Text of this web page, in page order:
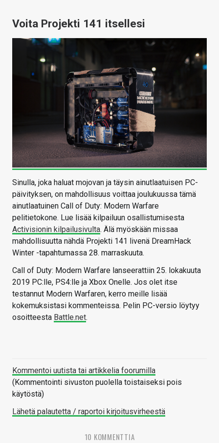
Voita Projekti 141 itsellesi
Sinulla, joka haluat mojovan ja täysin ainutlaatuisen PC-
päivityksen, on mahdollisuus voittaa joulukuussa tämä
ainutlaatuinen Call of Duty: Modern Warfare
pelitietokone. Lue lisää kilpailuun osallistumisesta
Activisionin kilpailusivulta. Älä myöskään missaa
mahdollisuutta nähdä Projekti 141 livenä DreamHack
Winter -tapahtumassa 28. marraskuuta.
Call of Duty: Modern Warfare lanseerattiin 25. lokakuuta
2019 PC:lle, PS4:lle ja Xbox Onelle. Jos olet itse
testannut Modern Warfaren, kerro meille lisää
kokemuksistasi kommenteissa. Pelin PC-versio löytyy
osoitteesta Battle.net.
Kommentoi uutista tai artikkelia foorumilla
(Kommentointi sivuston puolella toistaiseksi pois
käytöstä)
Lähetä palautetta / raportoi kirjoitusvirheestä
10 KOMMENTTIA